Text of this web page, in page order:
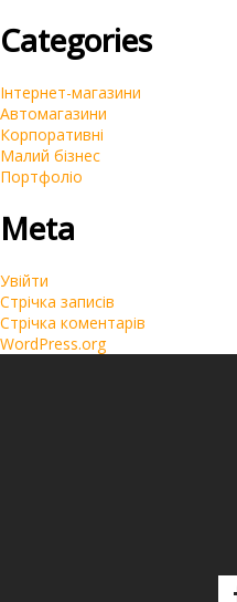
Categories
Інтернет-магазини
Автомагазини
Корпоративні
Малий бізнес
Портфоліо
Meta
Увійти
Стрічка записів
Стрічка коментарів
WordPress.org